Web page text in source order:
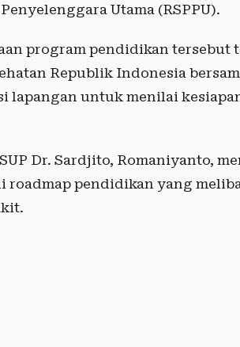
Utama (RSPPU).
program pendidikan tersebut
Republik Indonesia
lapangan untuk menilai
Dr. Sardjito, Romaniyanto,
roadmap pendidikan yang